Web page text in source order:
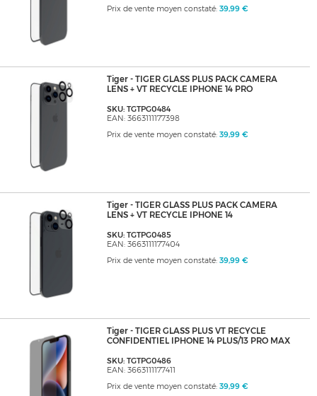
Prix de vente moyen constaté: 39,99 €
Tiger - TIGER GLASS PLUS PACK CAMERA
LENS + VT RECYCLE IPHONE 14 PRO
SKU: TGTPG0484
EAN: 3663111177398
Prix de vente moyen constaté: 39,99 €
Tiger - TIGER GLASS PLUS PACK CAMERA
LENS + VT RECYCLE IPHONE 14
SKU: TGTPG0485
EAN: 3663111177404
Prix de vente moyen constaté: 39,99 €
Tiger - TIGER GLASS PLUS VT RECYCLE
CONFIDENTIEL IPHONE 14 PLUS/13 PRO MAX
SKU: TGTPG0486
EAN: 3663111177411
Prix de vente moyen constaté: 39,99 €